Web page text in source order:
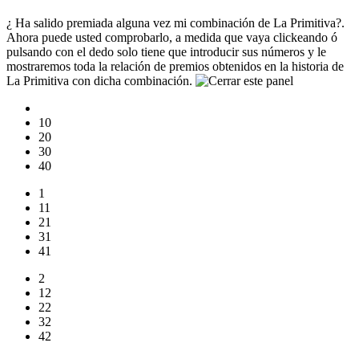
¿ Ha salido premiada alguna vez mi combinación de La Primitiva?.
Ahora puede usted comprobarlo, a medida que vaya clickeando ó
pulsando con el dedo solo tiene que introducir sus números y le
mostraremos toda la relación de premios obtenidos en la historia de
La Primitiva con dicha combinación.
10
20
30
40
1
11
21
31
41
2
12
22
32
42